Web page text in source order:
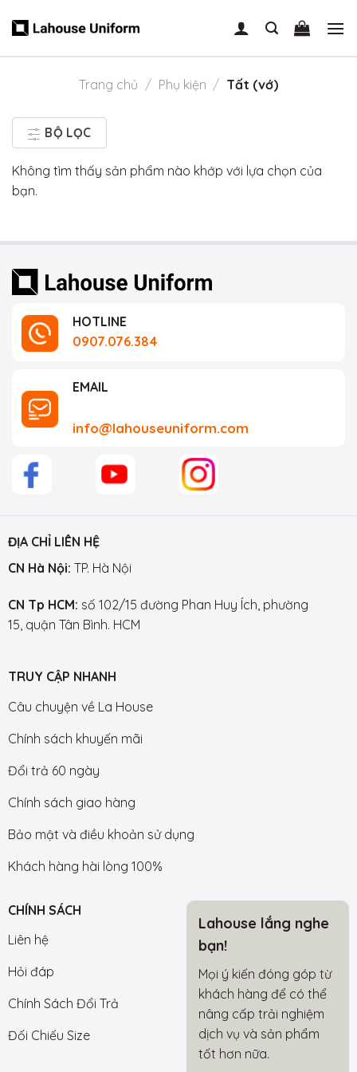
Trang chủ / Phụ kiện / Tất (vớ)
BỘ LỌC
Không tìm thấy sản phẩm nào khớp với lựa chọn của
bạn.
HOTLINE
0907.076.384
EMAIL
info@lahouseuniform.com
ĐỊA CHỈ LIÊN HỆ
CN Hà Nội: TP. Hà Nội
CN Tp HCM: số 102/15 đường Phan Huy Ích, phường
15, quận Tân Bình. HCM
TRUY CẬP NHANH
Câu chuyện về La House
Chính sách khuyến mãi
Đổi trả 60 ngày
Chính sách giao hàng
Bảo mật và điều khoản sử dụng
Khách hàng hài lòng 100%
CHÍNH SÁCH
Liên hệ
Hỏi đáp
Chính Sách Đổi Trả
Đối Chiếu Size
Lahouse lắng nghe
bạn!
Mọi ý kiến đóng góp từ
khách hàng để có thể
nâng cấp trải nghiệm
dịch vụ và sản phẩm
tốt hơn nữa.